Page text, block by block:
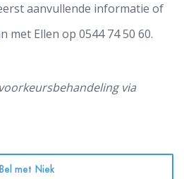
aanvullende informatie of
met Ellen op 0544 74 50 60.
via
Bel met Niek